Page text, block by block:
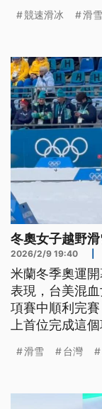
金。
競速滑冰 滑雪
冬奧女子越野
2026/2/9 19:40
米蘭冬季奧運
表現，台美混
項賽中順利完
上首位完成這
時賽自由式項
滑雪 台灣